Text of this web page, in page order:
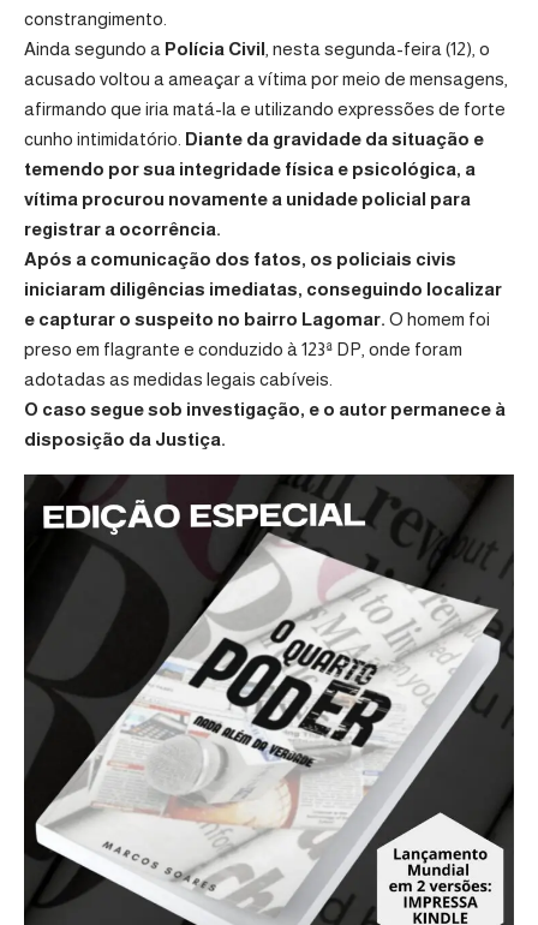
constrangimento.
Ainda segundo a Polícia Civil , nesta segunda-feira (12), o
acusado voltou a ameaçar a vítima por meio de mensagens,
afirmando que iria matá-la e utilizando expressões de forte
cunho intimidatório. Diante da gravidade da situação e
temendo por sua integridade física e psicológica, a
vítima procurou novamente a unidade policial para
registrar a ocorrência.
Após a comunicação dos fatos, os policiais civis
iniciaram diligências imediatas, conseguindo localizar
e capturar o suspeito no bairro Lagomar. O homem foi
preso em flagrante e conduzido à 123ª DP, onde foram
adotadas as medidas legais cabíveis.
O caso segue sob investigação, e o autor permanece à
disposição da Justiça.